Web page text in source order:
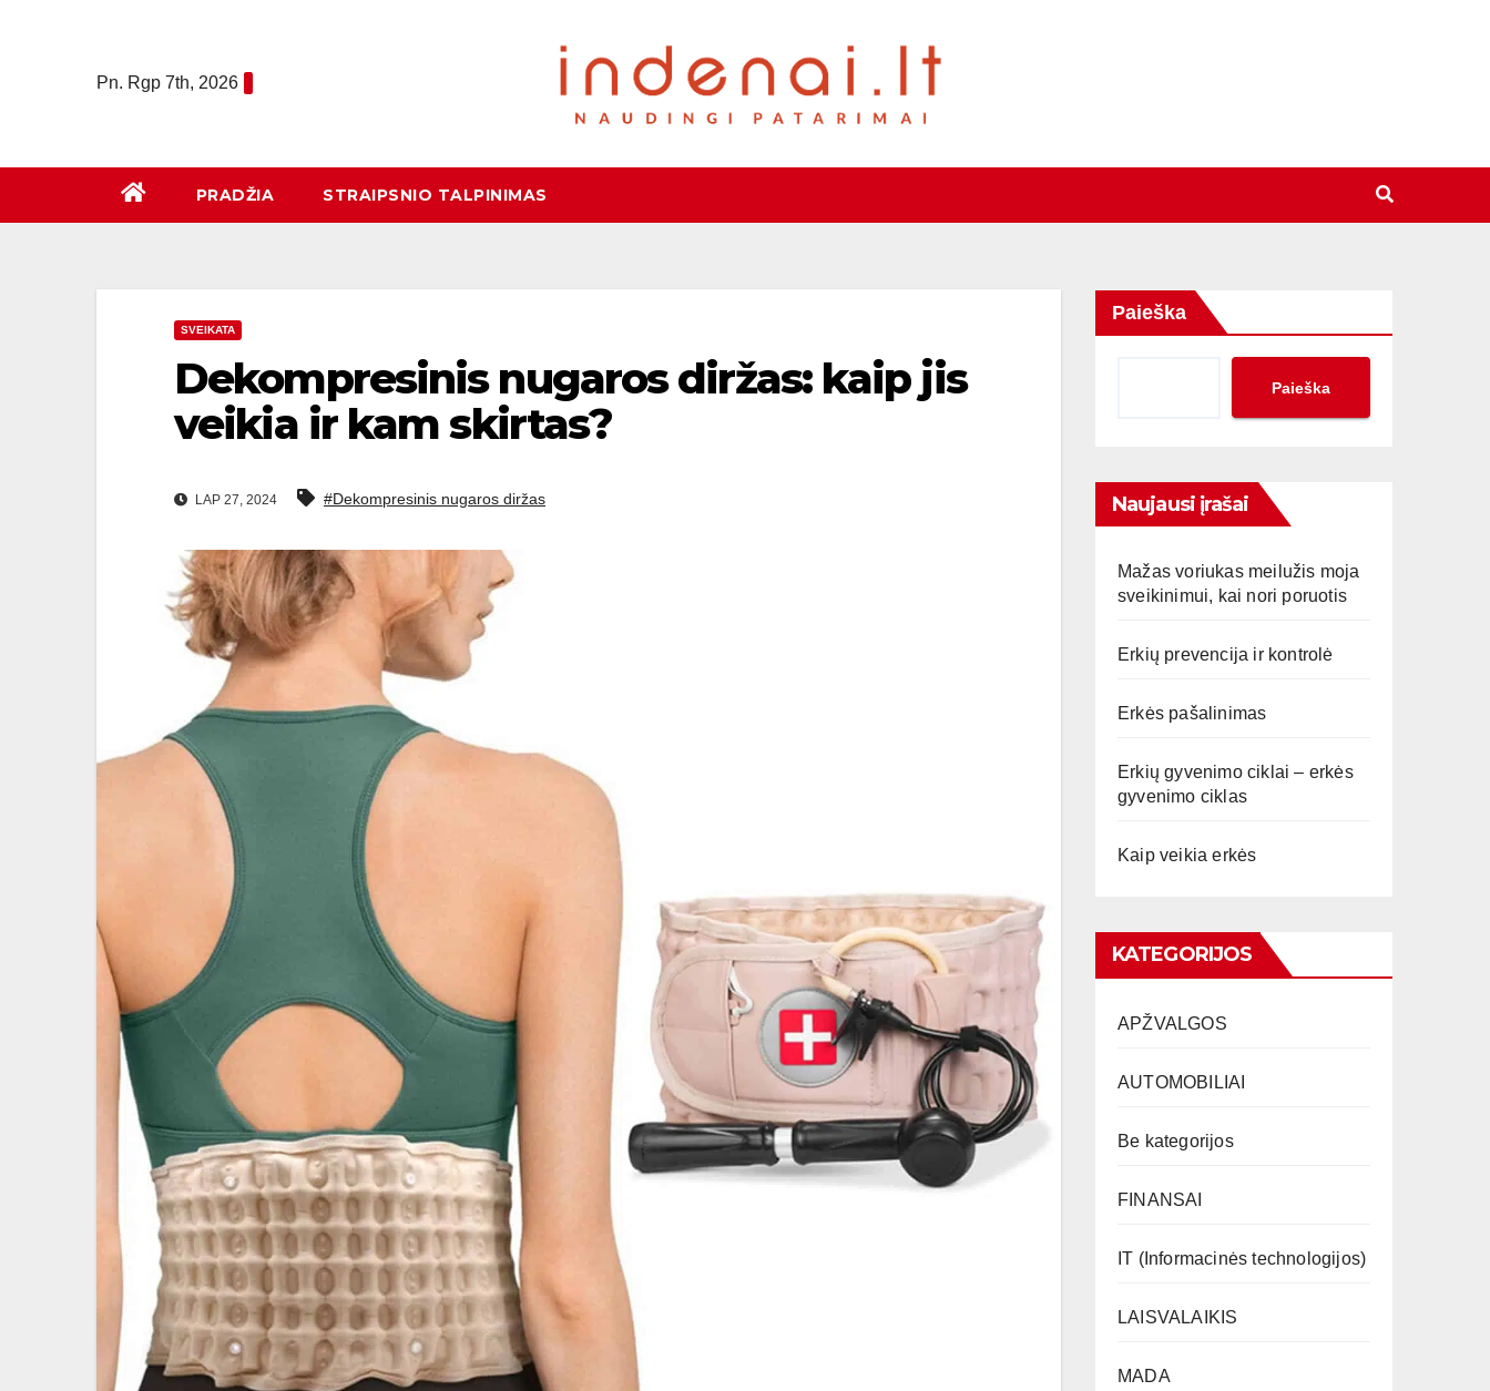
Pn. Rgp 7th, 2026
PRADŽIA STRAIPSNIO TALPINIMAS
SVEIKATA
Dekompresinis nugaros diržas: kaip jis
veikia ir kam skirtas?
LAP 27, 2024 #Dekompresinis nugaros diržas
Paieška
Paieška
Naujausi įrašai
Mažas voriukas meilužis moja
sveikinimui, kai nori poruotis
Erkių prevencija ir kontrolė
Erkės pašalinimas
Erkių gyvenimo ciklai – erkės
gyvenimo ciklas
Kaip veikia erkės
KATEGORIJOS
APŽVALGOS
AUTOMOBILIAI
Be kategorijos
FINANSAI
IT (Informacinės technologijos)
LAISVALAIKIS
MADA